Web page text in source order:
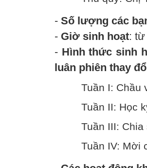
- Số lượng các
- Giờ sinh hoạt: từ
- Hình thức sinh
luân phiên thay
Tuần I: Chầu
Tuần II: Học
Tuần III:
Tuần IV: Mời